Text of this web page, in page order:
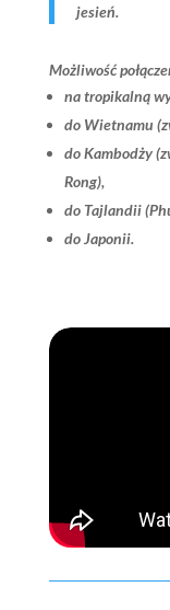
jesień.
Możliwość
na tropikalną
do Wietnamu
do Kambodży
Rong),
do Tajlandii
do Japonii.